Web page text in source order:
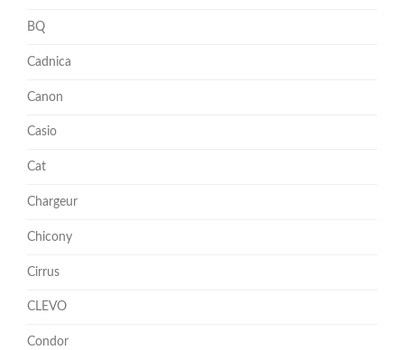
BQ
Cadnica
Canon
Casio
Cat
Chargeur
Chicony
Cirrus
CLEVO
Condor